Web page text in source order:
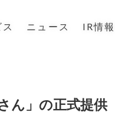
ニュース IR情報
ん」の正式提供